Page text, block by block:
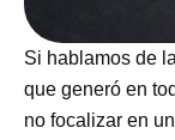
Si hablamos de
que generó en
no focalizar en